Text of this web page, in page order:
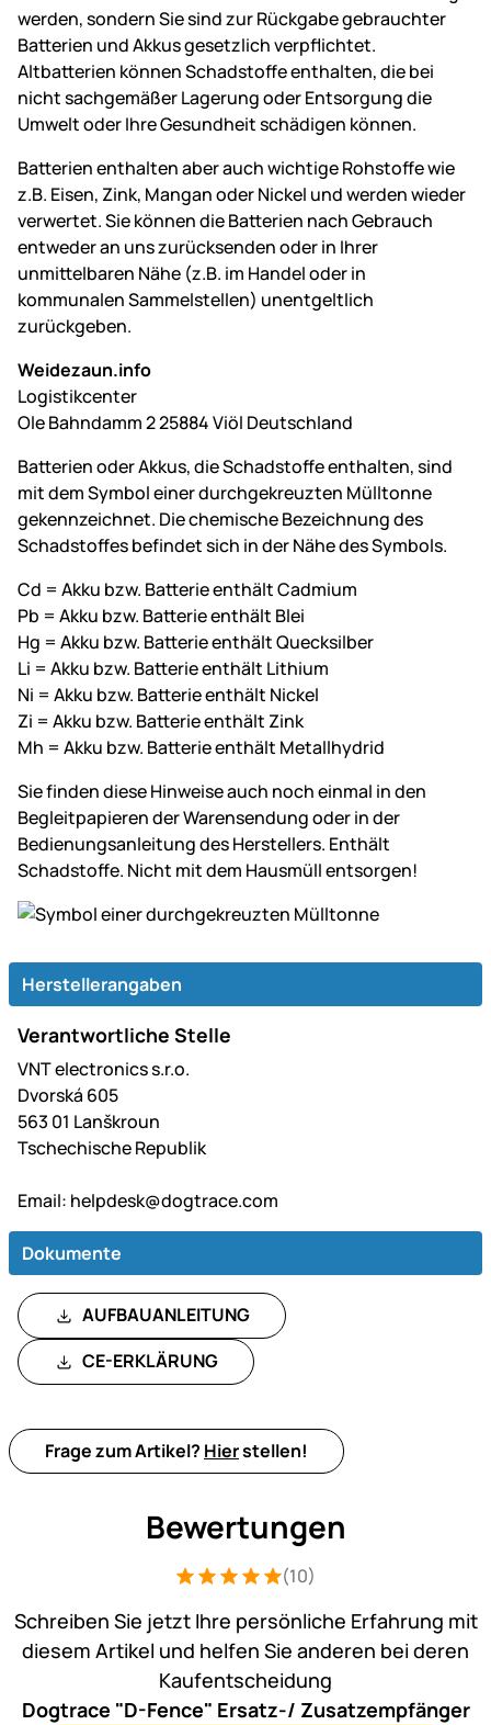
werden, sondern Sie sind zur Rückgabe gebrauchter
Batterien und Akkus gesetzlich verpflichtet.
Altbatterien können Schadstoffe enthalten, die bei
nicht sachgemäßer Lagerung oder Entsorgung die
Umwelt oder Ihre Gesundheit schädigen können.
Batterien enthalten aber auch wichtige Rohstoffe wie
z.B. Eisen, Zink, Mangan oder Nickel und werden wieder
verwertet. Sie können die Batterien nach Gebrauch
entweder an uns zurücksenden oder in Ihrer
unmittelbaren Nähe (z.B. im Handel oder in
kommunalen Sammelstellen) unentgeltlich
zurückgeben.
Weidezaun.info
Logistikcenter
Ole Bahndamm 2 25884 Viöl Deutschland
Batterien oder Akkus, die Schadstoffe enthalten, sind
mit dem Symbol einer durchgekreuzten Mülltonne
gekennzeichnet. Die chemische Bezeichnung des
Schadstoffes befindet sich in der Nähe des Symbols.
Cd = Akku bzw. Batterie enthält Cadmium
Pb = Akku bzw. Batterie enthält Blei
Hg = Akku bzw. Batterie enthält Quecksilber
Li = Akku bzw. Batterie enthält Lithium
Ni = Akku bzw. Batterie enthält Nickel
Zi = Akku bzw. Batterie enthält Zink
Mh = Akku bzw. Batterie enthält Metallhydrid
Sie finden diese Hinweise auch noch einmal in den
Begleitpapieren der Warensendung oder in der
Bedienungsanleitung des Herstellers. Enthält
Schadstoffe. Nicht mit dem Hausmüll entsorgen!
Herstellerangaben
Verantwortliche Stelle
VNT electronics s.r.o.
Dvorská 605
563 01 Lanškroun
Tschechische Republik
Email: helpdesk@dogtrace.com
Dokumente
AUFBAUANLEITUNG
CE-ERKLÄRUNG
Frage zum Artikel? Hierstellen!
Bewertungen
Bewertung: 5 von 5 (10 Bewertungen)
10 Bewertungen
(10)
Schreiben Sie jetzt Ihre persönliche Erfahrung mit
diesem Artikel und helfen Sie anderen bei deren
Kaufentscheidung
Dogtrace "D-Fence" Ersatz-/ Zusatzempfänger